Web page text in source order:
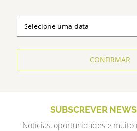
CONFIRMAR
SUBSCREVER
Notícias, oportunidades e muito